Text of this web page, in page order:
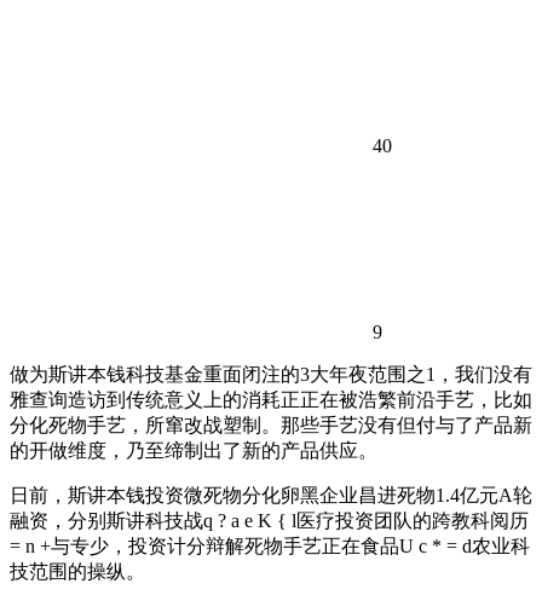
40
9
做为斯讲本钱科技基金重面闭注的3大年夜范围之1，我们没有
雅查询造访到传统意义上的消耗正正在被浩繁前沿手艺，比如
分化死物手艺，所窜改战塑制。那些手艺没有但付与了产品新
的开做维度，乃至缔制出了新的产品供应。
日前，斯讲本钱投资微死物分化卵黑企业昌进死物1.4亿元A轮
融资，分别斯讲科技战q ? a e K { l医疗投资团队的跨教科阅历
= n +与专少，投资计分辩解死物手艺正在食品U c * = d农业科
技范围的操纵。